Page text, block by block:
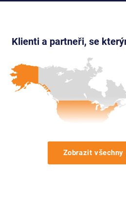
Klienti a partneři, se
Zobrazit všechny